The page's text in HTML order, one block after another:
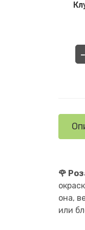
-
🌹
она,
или